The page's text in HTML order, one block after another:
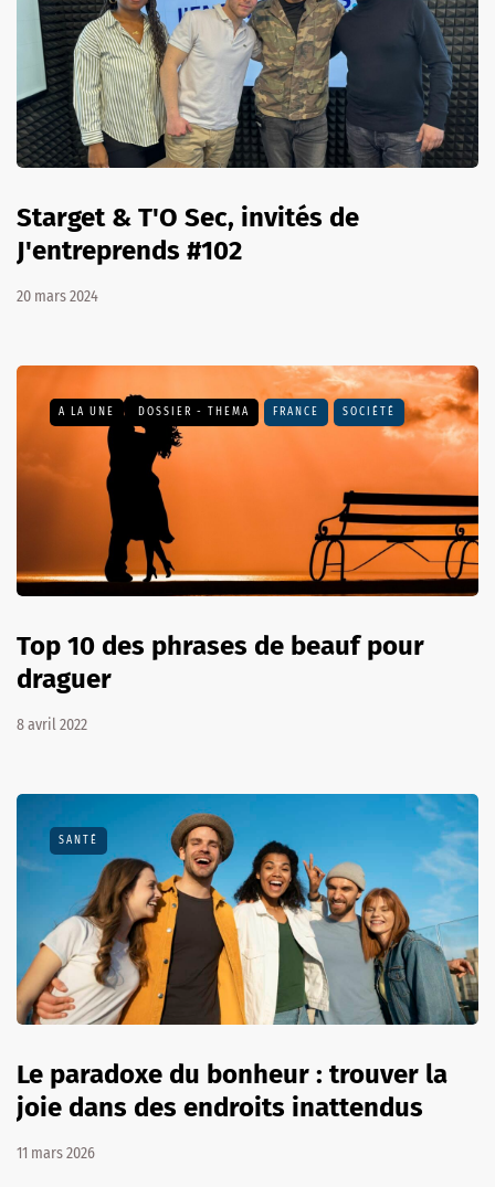
Starget & T'O Sec, invités de
J'entreprends #102
20 mars 2024
A LA UNE DOSSIER - THEMA FRANCE SOCIÉTÉ
Top 10 des phrases de beauf pour
draguer
8 avril 2022
SANTÉ
Le paradoxe du bonheur : trouver la
joie dans des endroits inattendus
11 mars 2026